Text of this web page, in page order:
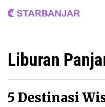
Home
Liburan
5 Destinasi